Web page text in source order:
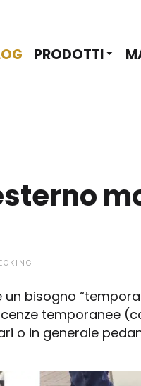
PRODOTTI
bisogno
temporanee
o in generale